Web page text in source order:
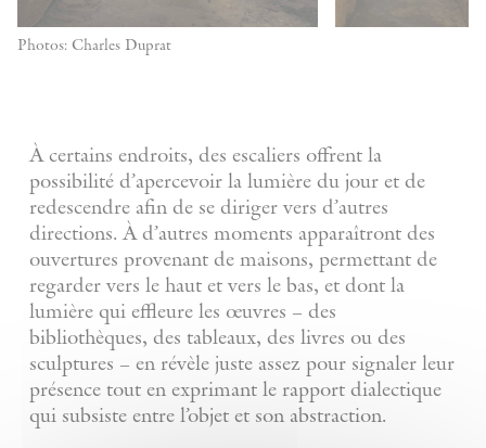
Photos: Charles Duprat
À certains endroits, des escaliers offrent la
possibilité d’apercevoir la lumière du jour et de
redescendre afin de se diriger vers d’autres
directions. À d’autres moments apparaîtront des
ouvertures provenant de maisons, permettant de
regarder vers le haut et vers le bas, et dont la
lumière qui effleure les œuvres – des
bibliothèques, des tableaux, des livres ou des
sculptures – en révèle juste assez pour signaler leur
présence tout en exprimant le rapport dialectique
qui subsiste entre l’objet et son abstraction.